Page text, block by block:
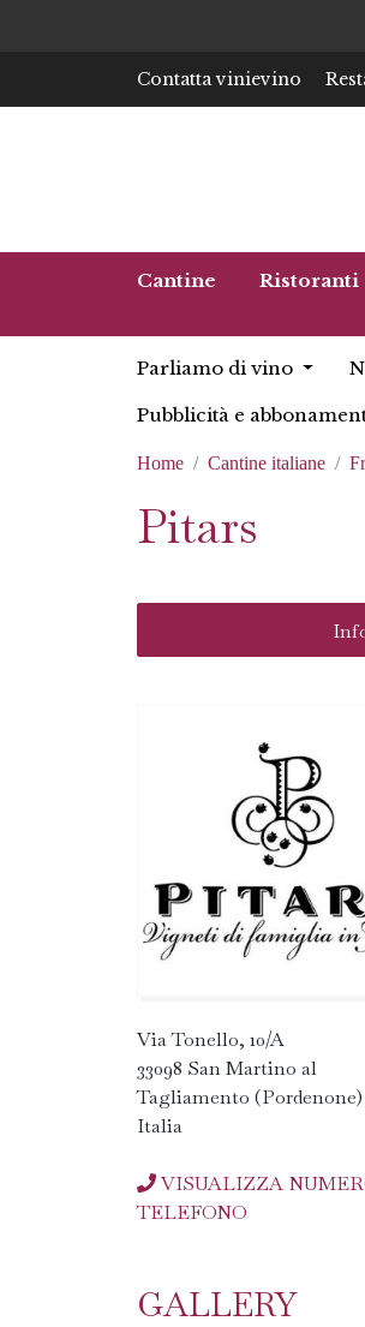
Contatta vinievino
Cantine Ristoranti
Parliamo di vino
Pubblicità e
Home Cantine italiane
Pitars
Via Tonello, 10/A
33098 San Martino al
Tagliamento (Pordenone)
Italia
VISUALIZZA
TELEFONO
GALLERY